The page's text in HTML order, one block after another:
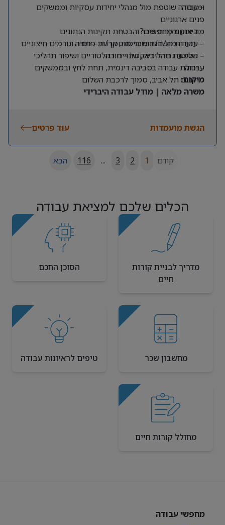
ומנוסה
– עבודה שוטפת מול מנהלי יחידות עסקיות וממשקים
פנים ארגוניים
– ביצוע בקרות שכר והבטחת תקינות הנתונים
– עבודה מול חברות ביטוח, קרנות פנסיה וגורמים חיצוניים
– הטמעת תהליכים, שינויים רגולטוריים ושיפור תהליכי
עבודה
מה אנחנו מחפשים?
– תעודת חשב/ת שכר מוסמך/ת – חובה
– שליטה גבוהה באקסל – חובה
– יכולת עבודה בסביבה דינמית, תחת לחץ ובממשקים
מרובים
מיקום: תל אביב, סמוך לרכבת השלום
משרה מלאה | מודל עבודה היברידי
הגשת מועמדות עוד פרטים
קודם 1
2
3
...
116 הבא
הכלים שלכם למציאת עבודה
מדריך לבניית קורות
חיים
הסוכן החכם
מחשבון שכר טיפים לראיונות עבודה
מחולל קורות חיים
מחפשי עבודה